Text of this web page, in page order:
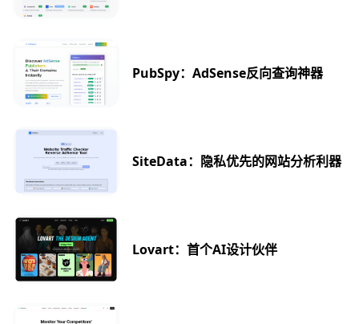
PubSpy：AdSense反向查询神器
SiteData：隐私优先的网站分析利器
Lovart：首个AI设计伙伴